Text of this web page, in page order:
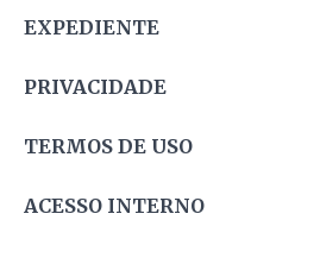
EXPEDIENTE
PRIVACIDADE
TERMOS DE USO
ACESSO INTERNO